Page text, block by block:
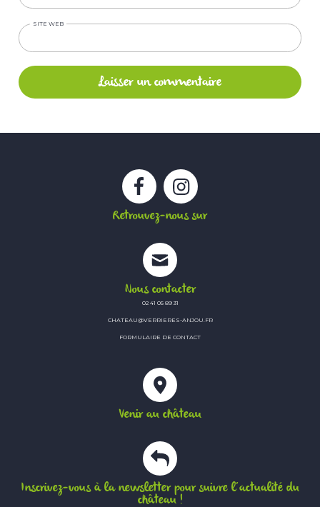
SITE WEB
Retrouvez-nous sur
FacebookInstagram
Nous contacter
02 41 05 89 31
CHATEAU@VERRIERES-ANJOU.FR
FORMULAIRE DE CONTACT
Venir au château
Inscrivez-vous à la newsletter pour suivre l’actualité du
château !